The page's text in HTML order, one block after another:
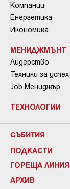
Компании
Енергетика
Икономика
МЕНИДЖМЪНТ
Лидерство
Техники за успех
Job Мениджър
ТЕХНОЛОГИИ
СЪБИТИЯ
ПОДКАСТИ
ГОРЕЩА ЛИНИЯ
АРХИВ